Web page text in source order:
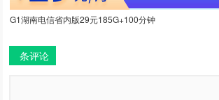
G1湖南电信省内版29元185G+100分钟
条评论